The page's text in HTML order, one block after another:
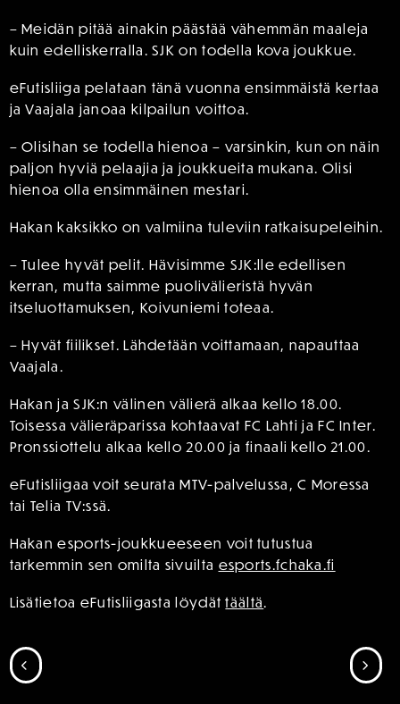
– Meidän pitää ainakin päästää vähemmän maaleja
kuin edelliskerralla. SJK on todella kova joukkue.
eFutisliiga pelataan tänä vuonna ensimmäistä kertaa
ja Vaajala janoaa kilpailun voittoa.
– Olisihan se todella hienoa – varsinkin, kun on näin
paljon hyviä pelaajia ja joukkueita mukana. Olisi
hienoa olla ensimmäinen mestari.
Hakan kaksikko on valmiina tuleviin ratkaisupeleihin.
– Tulee hyvät pelit. Hävisimme SJK:lle edellisen
kerran, mutta saimme puolivälieristä hyvän
itseluottamuksen, Koivuniemi toteaa.
– Hyvät fiilikset. Lähdetään voittamaan, napauttaa
Vaajala.
Hakan ja SJK:n välinen välierä alkaa kello 18.00.
Toisessa välieräparissa kohtaavat FC Lahti ja FC Inter.
Pronssiottelu alkaa kello 20.00 ja finaali kello 21.00.
eFutisliigaa voit seurata MTV-palvelussa, C Moressa
tai Telia TV:ssä.
Hakan esports-joukkueeseen voit tutustua
tarkemmin sen omilta sivuilta esports.fchaka.fi
Lisätietoa eFutisliigasta löydättäältä.
SIIRRY EDELLISEEN